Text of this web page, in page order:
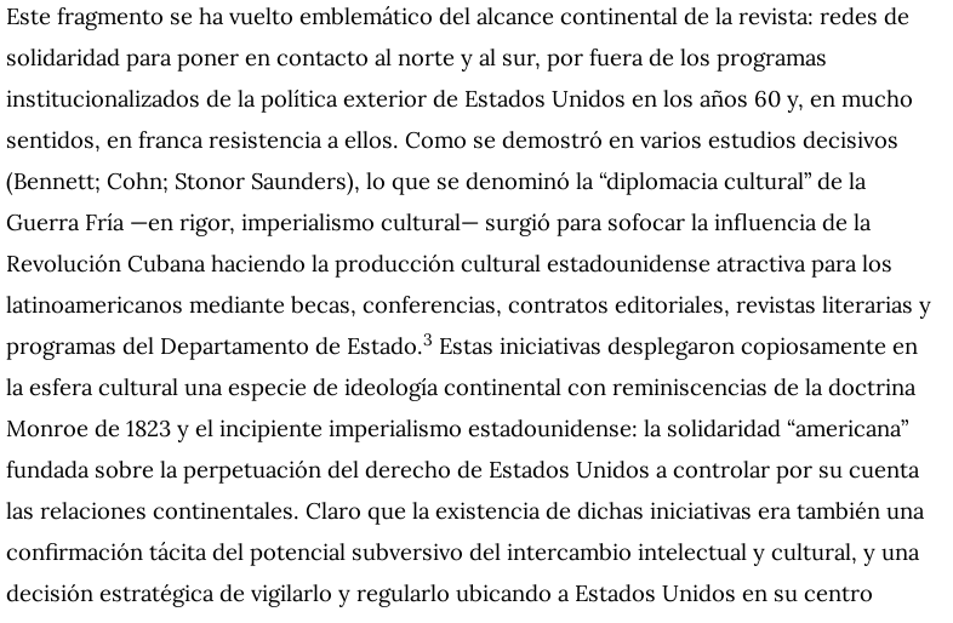
Este fragmento se ha vuelto emblemático del alcance continental de la revista: redes de
solidaridad para poner en contacto al norte y al sur, por fuera de los programas
institucionalizados de la política exterior de Estados Unidos en los años 60 y, en mucho
sentidos, en franca resistencia a ellos. Como se demostró en varios estudios decisivos
(Bennett; Cohn; Stonor Saunders), lo que se denominó la “diplomacia cultural” de la
Guerra Fría —en rigor, imperialismo cultural— surgió para sofocar la influencia de la
Revolución Cubana haciendo la producción cultural estadounidense atractiva para los
latinoamericanos mediante becas, conferencias, contratos editoriales, revistas literarias y
programas del Departamento de Estado.3 Estas iniciativas desplegaron copiosamente en
la esfera cultural una especie de ideología continental con reminiscencias de la doctrina
Monroe de 1823 y el incipiente imperialismo estadounidense: la solidaridad “americana”
fundada sobre la perpetuación del derecho de Estados Unidos a controlar por su cuenta
las relaciones continentales. Claro que la existencia de dichas iniciativas era también una
confirmación tácita del potencial subversivo del intercambio intelectual y cultural, y una
decisión estratégica de vigilarlo y regularlo ubicando a Estados Unidos en su centro